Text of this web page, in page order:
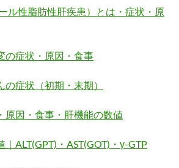
ル性脂肪性肝疾患）とは・症状・原
の症状・原因・食事
症状（初期・末期）
原因・食事・肝機能の数値
ALT(GPT)・AST(GOT)・γ-GTP